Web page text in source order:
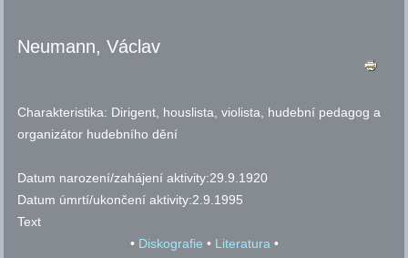
Neumann, Václav
Charakteristika: Dirigent, houslista, violista, hudební pedagog a
organizátor hudebního dění
Datum narození/zahájení aktivity:29.9.1920
Datum úmrtí/ukončení aktivity:2.9.1995
Text
• Diskografie • Literatura•